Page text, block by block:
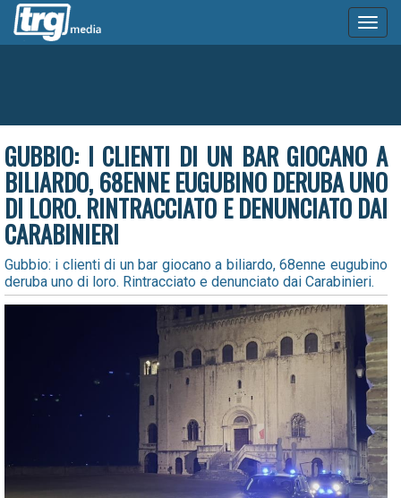
GUBBIO: I CLIENTI DI UN BAR GIOCANO A
BILIARDO, 68ENNE EUGUBINO DERUBA UNO
DI LORO. RINTRACCIATO E DENUNCIATO DAI
CARABINIERI
Gubbio: i clienti di un bar giocano a biliardo, 68enne eugubino
deruba uno di loro. Rintracciato e denunciato dai Carabinieri.